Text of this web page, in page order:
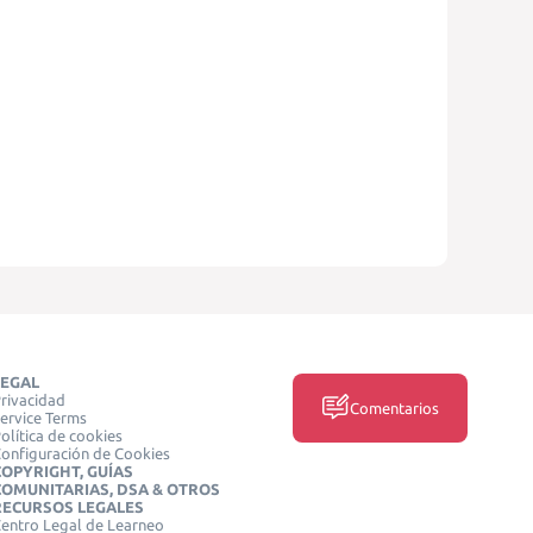
Terms
de cookies
de Cookies
GUÍAS
DSA & OTROS
LEGALES
Legal de Learneo
Comentarios